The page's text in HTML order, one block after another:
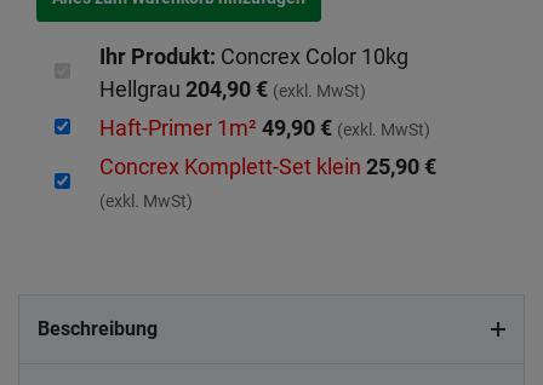
Ihr Produkt: Concrex Color 10kg
Hellgrau 204,90 € (exkl. MwSt)
Haft-Primer 1m² 49,90 € (exkl. MwSt)
Concrex Komplett-Set klein 25,90 €
(exkl. MwSt)
Beschreibung